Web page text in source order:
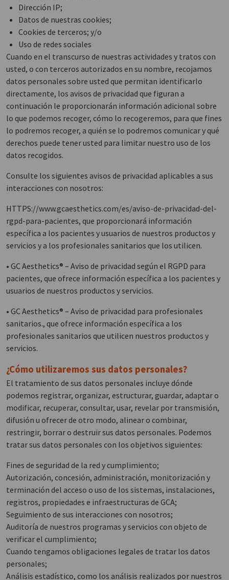
Dirección IP;
Datos de nuestras cookies;
Cookies de terceros; y/o
Uso de redes sociales
Cuando en el transcurso de nuestras actividades y tratos con
usted, o con terceros autorizados en su nombre, recojamos
datos personales sobre usted que permitan identificarlo
directamente, los avisos de privacidad que figuran a
continuación le proporcionarán información adicional sobre
lo que podemos recoger, cómo lo recogeremos, para que fines
lo podremos recoger, a quién se lo podremos comunicar y qué
derechos puede tener usted para limitar nuestro uso de los
datos recogidos.
Consulte los siguientes avisos de privacidad aplicables a sus
interacciones con nosotros:
HTTPS://www.gcaesthetics.com/es/aviso-de-privacidad-del-
rgpd-para-pacientes, que proporcionará información
específica a los pacientes y usuarios de nuestros productos y
servicios y a los profesionales sanitarios que los utilicen.
• GC Aesthetics® – Aviso de privacidad según el RGPD para
pacientes, que ofrece información específica a los pacientes y
usuarios de nuestros productos y servicios.
• GC Aesthetics® – Aviso de privacidad para profesionales
sanitarios., que ofrece información específica a los
profesionales sanitarios que utilicen nuestros productos y
servicios.
¿Cómo utilizaremos sus datos personales?
El tratamiento de sus datos personales incluye dónde
podemos registrar, organizar, estructurar, guardar, adaptar o
modificar, recuperar, consultar, usar, revelar por transmisión,
difusión u ofrecer de otro modo, alinear o combinar,
restringir, borrar o destruir sus datos personales. Podemos
tratar sus datos personales con los objetivos siguientes:
Fines de seguridad de la red y cumplimiento;
Autorización, concesión, administración, monitorización y
terminación del acceso o uso de los sistemas, instalaciones,
registros, propiedades e infraestructuras de GCA;
Seguimiento de sus interacciones con nosotros;
Auditoría de nuestros programas y servicios con objeto de
verificar el cumplimiento;
Cuando tengamos obligaciones legales de tratar los datos
personales;
Análisis estadístico, como los análisis realizados por nuestros